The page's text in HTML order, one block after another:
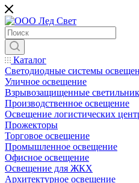
Каталог
Светодиодные системы
Уличное освещение
Взрывозащищенные
Производственное освещение
Освещение логистических
Прожекторы
Торговое освещение
Промышленное освещение
Офисное освещение
Освещение для ЖКХ
Архитектурное освещение